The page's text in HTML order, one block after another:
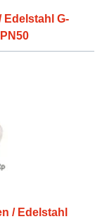
G-
/ Edelstahl